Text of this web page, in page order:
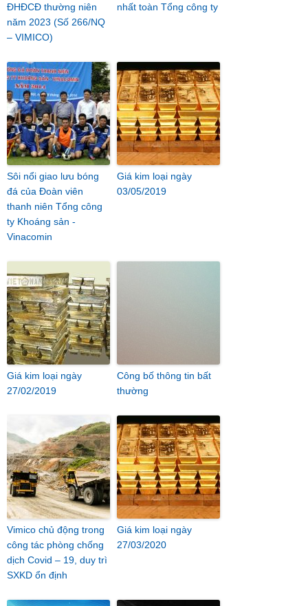
ĐHĐCĐ thường niên
năm 2023 (Số 266/NQ
– VIMICO)
nhất toàn Tổng công ty
Sôi nổi giao lưu bóng
đá của Đoàn viên
thanh niên Tổng công
ty Khoáng sản -
Vinacomin
Giá kim loại ngày
03/05/2019
Giá kim loại ngày
27/02/2019
Công bố thông tin bất
thường
Vimico chủ động trong
công tác phòng chống
dịch Covid – 19, duy trì
SXKD ổn định
Giá kim loại ngày
27/03/2020